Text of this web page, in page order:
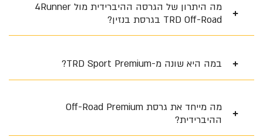
מה היתרון של הגרסה ההיברידית מול 4Runner
TRD Off-Road בגרסת בנזין?
במה היא שונה מ-TRD Sport Premium?
מה מייחד את גרסת Off-Road Premium
ההיברידית?